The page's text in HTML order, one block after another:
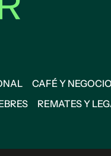
CAFÉ Y
REMATES Y